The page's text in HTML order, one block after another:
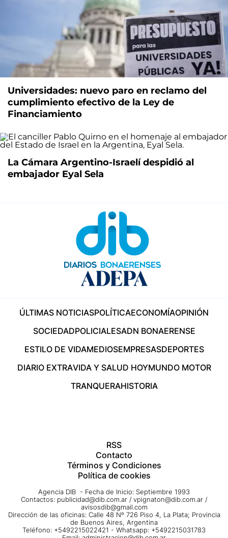
Universidades: nuevo paro en reclamo del
cumplimiento efectivo de la Ley de
Financiamiento
La Cámara Argentino-Israelí despidió al
embajador Eyal Sela
ÚLTIMAS NOTICIASPOLÍTICAECONOMÍAOPINIÓN
SOCIEDADPOLICIALESADN BONAERENSE
ESTILO DE VIDAMEDIOSEMPRESASDEPORTES
DIARIO EXTRAVIDA Y SALUD HOYMUNDO MOTOR
TRANQUERAHISTORIA
RSS
Contacto
Términos y Condiciones
Política de cookies
Agencia DIB - Fecha de Inicio: Septiembre 1993
Contactos: publicidad@dib.com.ar / vpignaton@dib.com.ar /
avisosdib@gmail.com
Dirección de las oficinas: Calle 48 Nº 726 Piso 4, La Plata; Provincia
de Buenos Aires, Argentina
Teléfono: +5492215022421 - Whatsapp: +5492215031783